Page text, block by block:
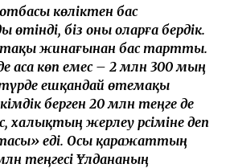
көліктен бас
біз оны оларға бердік.
жинағынан бас тартты.
аса көп емес – 2 млн 300 мың
ешқандай өтемақы
берген 20 млн теңге де
халықтың жерлеу рәсіміне деп
еді. Осы қаражаттың
теңгесі Ұлдананың